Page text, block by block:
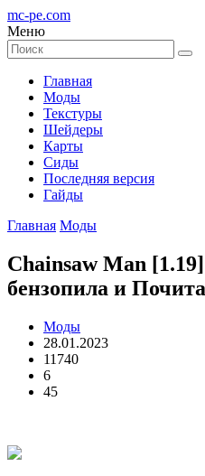
mc-pe.com
Меню
Главная
Моды
Текстуры
Шейдеры
Карты
Сиды
Последняя версия
Гайды
Главная Моды
Chainsaw Man
бензопила и Почита
Моды
28.01.2023
11740
6
45